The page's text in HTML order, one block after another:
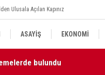
Ulusala Açılan Kapınız
ASAYİŞ EKONOMİ